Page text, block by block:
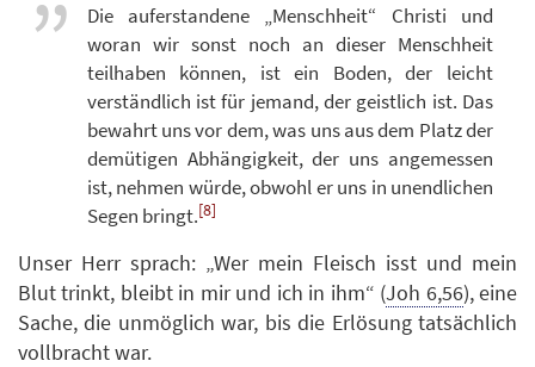
Die auferstandene „Menschheit“ Christi und
woran wir sonst noch an dieser Menschheit
teilhaben können, ist ein Boden, der leicht
verständlich ist für jemand, der geistlich ist. Das
bewahrt uns vor dem, was uns aus dem Platz der
demütigen Abhängigkeit, der uns angemessen
ist, nehmen würde, obwohl er uns in unendlichen
Segen bringt.[8]
Unser Herr sprach: „Wer mein Fleisch isst und mein
Blut trinkt, bleibt in mir und ich in ihm“ (Joh 6,56), eine
Sache, die unmöglich war, bis die Erlösung tatsächlich
vollbracht war.